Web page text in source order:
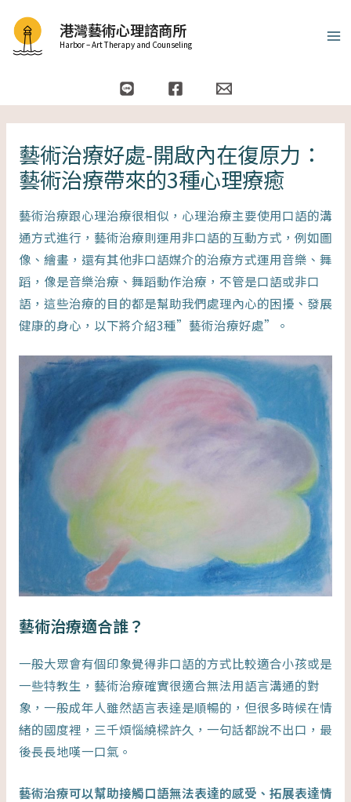
容
港灣藝術心理諮商所
Harbor – Art Therapy and Counseling
藝術治療好處-開啟內在復原力：
藝術治療帶來的3種心理療癒
藝術治療跟心理治療很相似，心理治療主要使用口語的溝
通方式進行，藝術治療則運用非口語的互動方式，例如圖
像、繪畫，還有其他非口語媒介的治療方式運用音樂、舞
蹈，像是音樂治療、舞蹈動作治療，不管是口語或非口
語，這些治療的目的都是幫助我們處理內心的困擾、發展
健康的身心，以下將介紹3種”藝術治療好處”。
藝術治療適合誰？
一般大眾會有個印象覺得非口語的方式比較適合小孩或是
一些特教生，藝術治療確實很適合無法用語言溝通的對
象，一般成年人雖然語言表達是順暢的，但很多時候在情
緒的國度裡，三千煩惱繞樑許久，一句話都說不出口，最
後長長地嘆一口氣。
藝術治療可以幫助接觸口語無法表達的感受、拓展表達情